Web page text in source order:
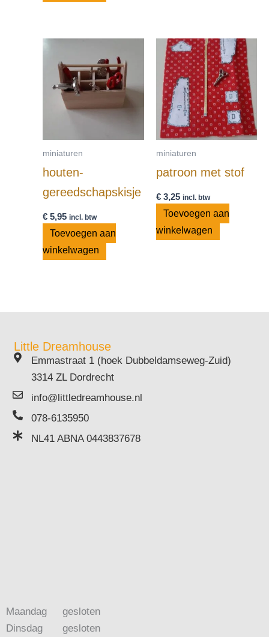
miniaturen
houten-
gereedschapskisje
€ 5,95 incl. btw
Toevoegen aan
winkelwagen
miniaturen
patroon met stof
€3,25 incl. btw
Toevoegen aan
winkelwagen
Little Dreamhouse
Emmastraat 1 (hoek Dubbeldamseweg-Zuid)
3314 ZL Dordrecht
info@littledreamhouse.nl
078-6135950
NL41 ABNA 0443837678
Maandag
Dinsdag
gesloten
gesloten